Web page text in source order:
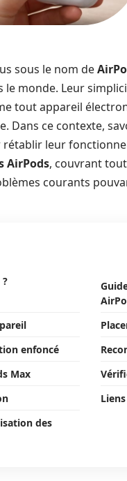
sous le nom de
monde. Leur
tout appareil
Dans ce contexte,
rétablir leur
AirPods, couvrant
courants
enfoncé
Max
des